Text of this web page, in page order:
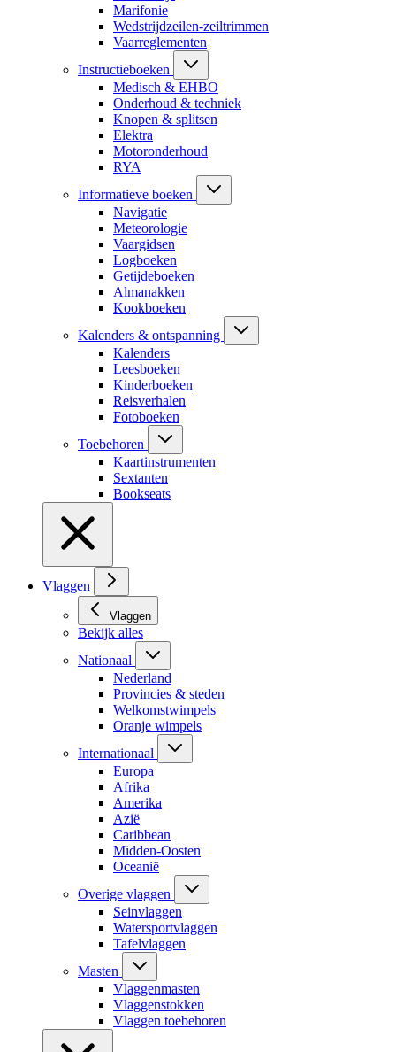
Marifonie
Wedstrijdzeilen-zeiltrimmen
Vaarreglementen
Instructieboeken
Medisch & EHBO
Onderhoud & techniek
Knopen & splitsen
Elektra
Motoronderhoud
RYA
Informatieve boeken
Navigatie
Meteorologie
Vaargidsen
Logboeken
Getijdeboeken
Almanakken
Kookboeken
Kalenders & ontspanning
Kalenders
Leesboeken
Kinderboeken
Reisverhalen
Fotoboeken
Toebehoren
Kaartinstrumenten
Sextanten
Bookseats
Vlaggen
Vlaggen
Bekijk alles
Nationaal
Nederland
Provincies & steden
Welkomstwimpels
Oranje wimpels
Internationaal
Europa
Afrika
Amerika
Azië
Caribbean
Midden-Oosten
Oceanië
Overige vlaggen
Seinvlaggen
Watersportvlaggen
Tafelvlaggen
Masten
Vlaggenmasten
Vlaggenstokken
Vlaggen toebehoren